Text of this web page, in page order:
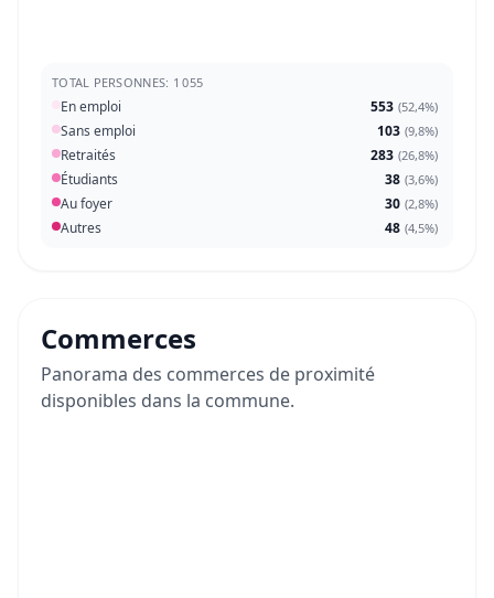
TOTAL PERSONNES: 1 055
En emploi 553 (52,4%)
Sans emploi 103 (9,8%)
Retraités 283 (26,8%)
Étudiants 38 (3,6%)
Au foyer 30 (2,8%)
Autres 48 (4,5%)
Commerces
Panorama des commerces de proximité
disponibles dans la commune.